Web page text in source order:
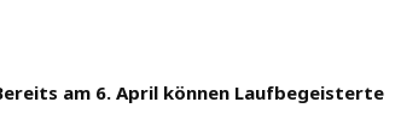
am 6. April können Laufbegeisterte